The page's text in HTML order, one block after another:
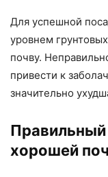
Для успешной
уровнем
почву.
привести к
значительно
хорошей